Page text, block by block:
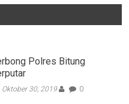
Polres Bitung
Oktober 30, 2019 0